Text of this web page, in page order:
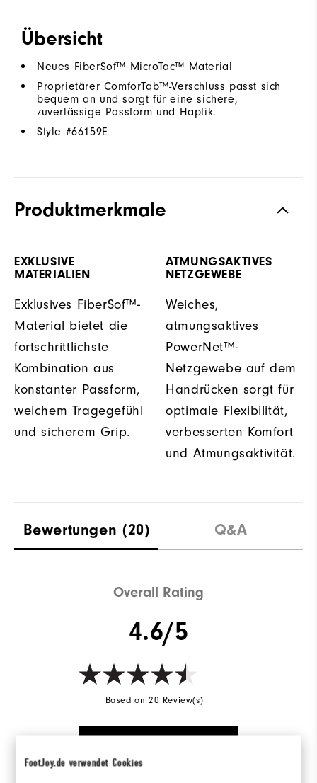
FootJoy.de verwendet Cookies
Übersicht
Neues FiberSof™ MicroTac™ Material
Proprietärer ComforTab™-Verschluss passt sich
bequem an und sorgt für eine sichere,
zuverlässige Passform und Haptik.
Style #66159E
Produktmerkmale
EXKLUSIVE
MATERIALIEN
Exklusives FiberSof™-
Material bietet die
fortschrittlichste
Kombination aus
konstanter Passform,
weichem Tragegefühl
und sicherem Grip.
ATMUNGSAKTIVES
NETZGEWEBE
Weiches,
atmungsaktives
PowerNet™-
Netzgewebe auf dem
Handrücken sorgt für
optimale Flexibilität,
verbesserten Komfort
und Atmungsaktivität.
Bewertungen (20) Q&A
Overall Rating
4.6/5
Based on 20 Review(s)